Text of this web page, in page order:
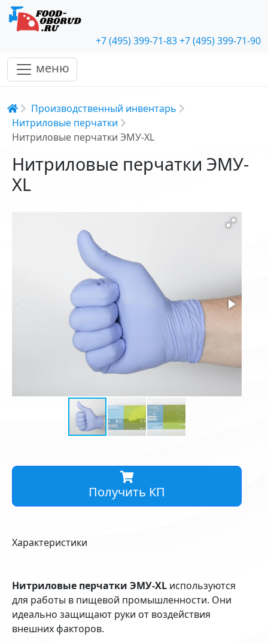
+7 (495) 399-71-83+7 (495) 399-71-90
меню
Строка навигации
Производственный инвентарь
Нитриловые перчатки
Нитриловые перчатки ЭМУ-XL
Нитриловые перчатки ЭМУ-
XL
Получить КП
Характеристики
Нитриловые перчатки ЭМУ-XL используются
для работы в пищевой промышленности. Они
идеально защищают руки от воздействия
внешних факторов.